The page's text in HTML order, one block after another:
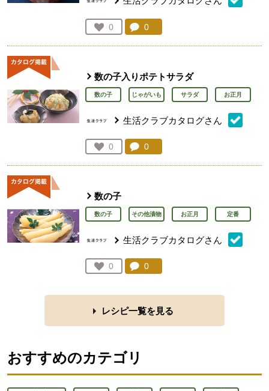
お気に入り登録：
0
人が登録
コメント：
0
数の子入りポテトサラダ
数の子 じゃがいも サラダ お正月
生活クラブカタログさん
お気に入り登録：
0
人が登録
コメント：
0
数の子
数の子 その他漬物 お正月 定番
生活クラブカタログさん
お気に入り登録：
0
人が登録
コメント：
0
レシピ一覧を見る
おすすめのカテゴリ